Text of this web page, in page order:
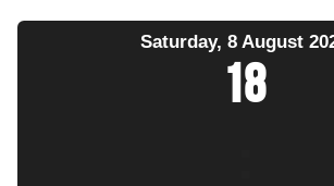
Saturday, 8 August
18